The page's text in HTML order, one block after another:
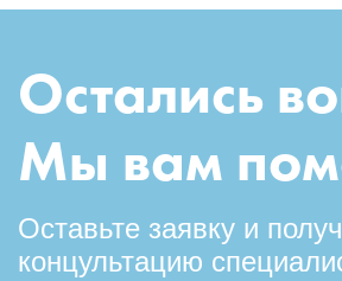
Остались
Мы вам
Оставьте заявку и
концультацию